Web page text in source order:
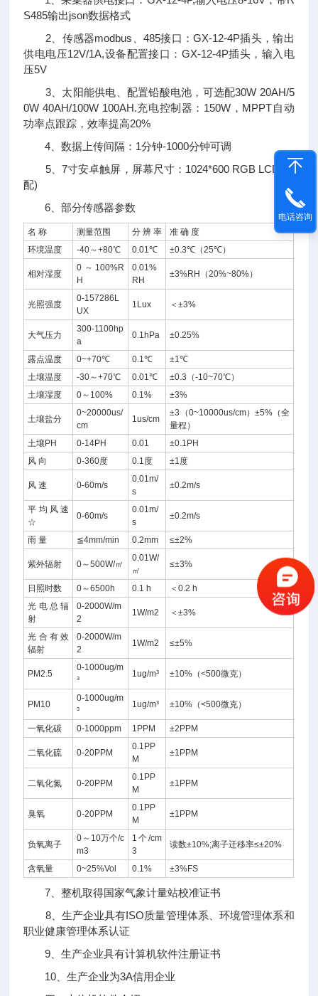
S485输出json数据格式
2、传感器modbus、485接口：GX-12-4P插头，输出
供电电压12V/1A,设备配置接口：GX-12-4P插头，输入电
压5V
3、太阳能供电、配置铅酸电池，可选配30W 20AH/5
0W 40AH/100W 100AH.充电控制器：150W，MPPT自动
功率点跟踪，效率提高20%
4、数据上传间隔：1分钟-1000分钟可调
5、7寸安卓触屏，屏幕尺寸：1024*600 RGB LCD(选
配)
6、部分传感器参数
名 称 测量范围 分 辨 率
准 确 度
环境温度
-40～+80℃ 0.01℃ ±0.3℃（25℃）
相对湿度
0～100%R
H
0.01%
RH
±3%RH（20%~80%）
光照强度
0-157286L
UX
1Lux ＜±3%
大气压力
300-1100hp
a
0.1hPa ±0.25%
露点温度 0~+70℃ 0.1℃
±1℃
土壤温度
-30～+70℃ 0.01℃
±0.3（-10~70℃）
土壤湿度
0～100% 0.1% ±3%
土壤盐分
0~20000us/
cm
1us/cm
±3（0~10000us/cm）±5%（全
量程）
土壤PH
0-14PH 0.01
±0.1PH
风 向
0-360度 0.1度 ±1度
风 速 0-60m/s
0.01m/
s
±0.2m/s
平均风速
☆
0-60m/s
0.01m/
s
±0.2m/s
雨 量 ≦4mm/min 0.2mm ≤±2%
紫外辐射 0～500W/㎡
0.01W/
㎡
≤±3%
日照时数 0～6500h 0.1 h
＜0.2 h
光电总辐
射
0-2000W/m
2
1W/m2 ＜±3%
光合有效
辐射
0-2000W/m
2
1W/m2 ≤±5%
PM2.5
0-1000ug/m
³
1ug/m³ ±10%（<500微克）
PM10
0-1000ug/m
³
1ug/m³ ±10%（<500微克）
一氧化碳 0-1000ppm 1PPM ±2PPM
二氧化硫 0-20PPM
0.1PP
M
±1PPM
二氧化氮 0-20PPM
0.1PP
M
±1PPM
臭氧 0-20PPM
0.1PP
M
±1PPM
负氧离子
0～10万个/c
m3
1个/cm
3
读数±10%;离子迁移率≤±20%
含氧量 0~25%Vol 0.1% ±3%FS
7、整机取得国家气象计量站校准证书
8、生产企业具有ISO质量管理体系、环境管理体系和
职业健康管理体系认证
9、生产企业具有计算机软件注册证书
10、生产企业为3A信用企业
电话咨询